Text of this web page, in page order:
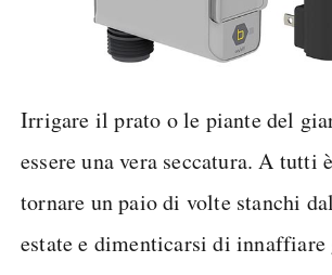
Irrigare il prato o le piante del
essere una vera seccatura. A tutti
tornare un paio di volte stanchi
estate e dimenticarsi di